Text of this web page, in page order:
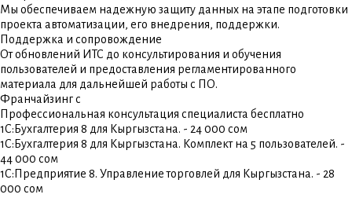
Мы обеспечиваем надежную защиту данных на этапе подготовки
проекта автоматизации, его внедрения, поддержки.
Поддержка и сопровождение
От обновлений ИТС до консультирования и обучения
пользователей и предоставления регламентированного
материала для дальнейшей работы с ПО.
Франчайзинг с
Профессиональная консультация специалиста бесплатно
1С:Бухгалтерия 8 для Кыргызстана. - 24 000 сом
1С:Бухгалтерия 8 для Кыргызстана. Комплект на 5 пользователей. -
44 000 сом
1С:Предприятие 8. Управление торговлей для Кыргызстана. - 28
000 сом